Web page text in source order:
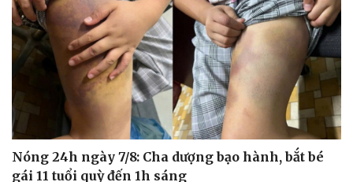
Nóng 24h ngày 7/8: Cha dượng bạo hành, bắt bé
gái 11 tuổi quỳ đến 1h sáng